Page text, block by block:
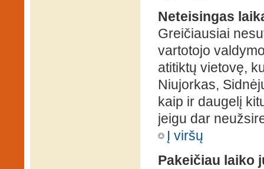
Neteisingas
Greičiausiai
vartotojo
atitiktų vietovę,
Niujorkas,
kaip ir daugelį
jeigu dar
Į viršų
Pakeičiau laiko